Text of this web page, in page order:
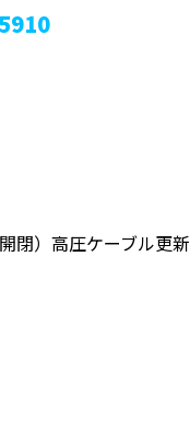
閉）高圧ケーブル更新